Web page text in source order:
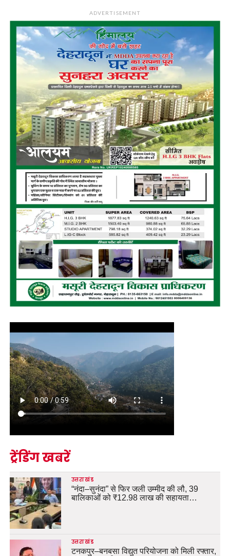
ADVERTISEMENT
ट्रेंडिंग खबरें
उत्तराखंड
“नंदा–सुनंदा” से फिर जली उम्मीद की लौ, 39
बालिकाओं को ₹12.98 लाख की सहायता…
उत्तराखंड
टनकपुर–बनबसा विद्युत परियोजना को मिली रफ्तार,